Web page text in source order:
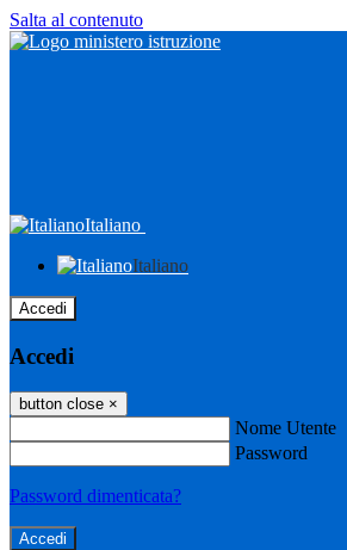
Salta al contenuto
Italiano
Italiano
Accedi
Accedi
button close ×
Nome Utente
Password
Password dimenticata?